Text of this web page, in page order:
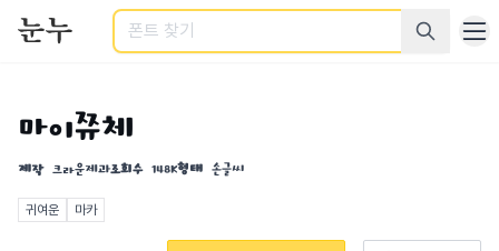
검색
마이쮸체
제작 크라운제과조회수 148K형태 손글씨
귀여운 마카